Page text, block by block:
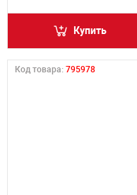
Купить
Код товара: 795978